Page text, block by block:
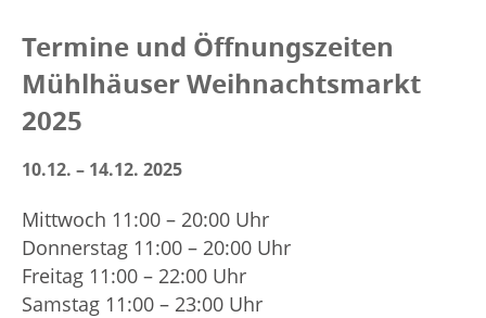
Termine und Öffnungszeiten
Mühlhäuser Weihnachtsmarkt
2025
10.12. – 14.12. 2025
Mittwoch 11:00 – 20:00 Uhr
Donnerstag 11:00 – 20:00 Uhr
Freitag 11:00 – 22:00 Uhr
Samstag 11:00 – 23:00 Uhr